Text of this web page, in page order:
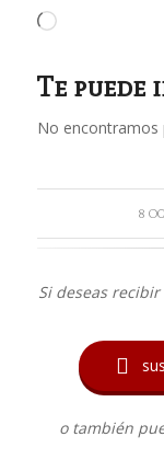
Cargando...
Te puede
No encontramos
8
Si deseas

o también